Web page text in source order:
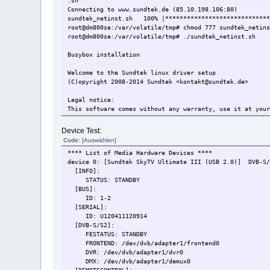
Connecting to www.sundtek.de (85.10.198.106:80)
sundtek_netinst.sh 100%
root@dm800se:/var/volatile/tmp# chmod 777
root@dm800se:/var/volatile/tmp# ./sundtek_netinst.sh
Busybox installation
Welcome to the Sundtek linux driver setup
(C)opyright 2008-2014 Sundtek <kontakt@sundtek.de>
Legal notice:
This software comes without any warranty, use it at
Please note it's only allowed to use this driver package
The Virtual analogTV Grabber (vivi) might be used
Do you want to continue [Y/N]:
Nutzungsbedingungen:
Sundtek Ã¼bernimmt keinerlei Haftung fÃ¼r SchÃ¤den
das System oder die angebotenen Dateien entstehen
Dieses Softwarepaket darf ausschlieÃŸlich mit Geraeten
Distributoren oder Sundtek Deutschland verwendet werden
Der Virtuelle AnalogTV Treiber (vivi) kann fÃ¼r
Restriktionen verwendet werden
Wollen Sie fortfahren [J/N]:
Device Test:
Code:[Auswählen]
**** List of Media Hardware Devices ****
device 0: [Sundtek SkyTV Ultimate III (USB 2.0)] DVB-S/S2,
[INFO]:
STATUS: STANDBY
[BUS]:
ID: 1-2
[SERIAL]:
ID: U120411120914
[DVB-S/S2]:
FESTATUS: STANDBY
FRONTEND: /dev/dvb/adapter1/frontend0
DVR: /dev/dvb/adapter1/dvr0
DMX: /dev/dvb/adapter1/demux0